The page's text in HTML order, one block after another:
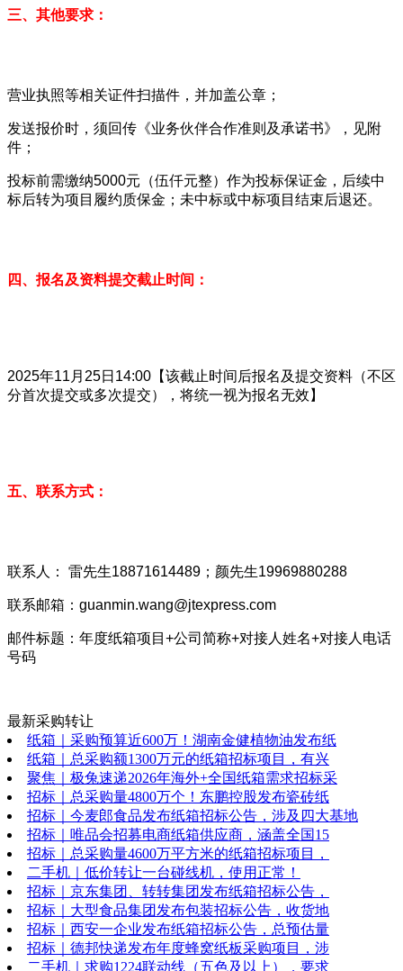
三、其他要求：
营业执照等相关证件扫描件，并加盖公章；
发送报价时，须回传《业务伙伴合作准则及承诺书》，见附
件；
投标前需缴纳5000元（伍仟元整）作为投标保证金，后续中
标后转为项目履约质保金；未中标或中标项目结束后退还。
四、报名及资料提交截止时间：
2025年11月25日14:00【该截止时间后报名及提交资料（不区
分首次提交或多次提交），将统一视为报名无效】
五、联系方式：
联系人： 雷先生18871614489；颜先生19969880288
联系邮箱：guanmin.wang@jtexpress.com
邮件标题：年度纸箱项目+公司简称+对接人姓名+对接人电话
号码
最新采购转让
纸箱｜采购预算近600万！湖南金健植物油发布纸
纸箱｜总采购额1300万元的纸箱招标项目，有兴
聚焦｜极兔速递2026年海外+全国纸箱需求招标采
招标｜总采购量4800万个！东鹏控股发布瓷砖纸
招标｜今麦郎食品发布纸箱招标公告，涉及四大基地
招标｜唯品会招募电商纸箱供应商，涵盖全国15
招标｜总采购量4600万平方米的纸箱招标项目，
二手机｜低价转让一台碰线机，使用正常！
招标｜京东集团、转转集团发布纸箱招标公告，
招标｜大型食品集团发布包装招标公告，收货地
招标｜西安一企业发布纸箱招标公告，总预估量
招标｜德邦快递发布年度蜂窝纸板采购项目，涉
二手机｜求购1224联动线（五色及以上），要求